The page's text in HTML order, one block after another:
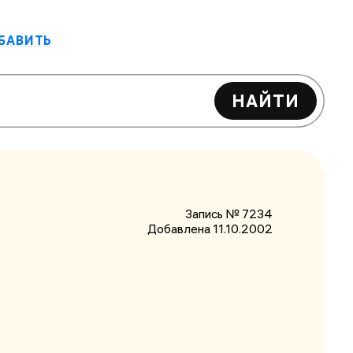
НАЙТИ
Запись № 7234
Добавлена 11.10.2002